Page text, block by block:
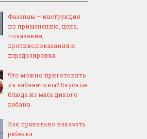
Фазепам — инструкция
по применению, цена,
показания,
противопоказания и
передозировка.
Что можно приготовить
из кабанятины? Вкусные
блюда из мяса дикого
кабана.
Как правильно наказать
ребенка